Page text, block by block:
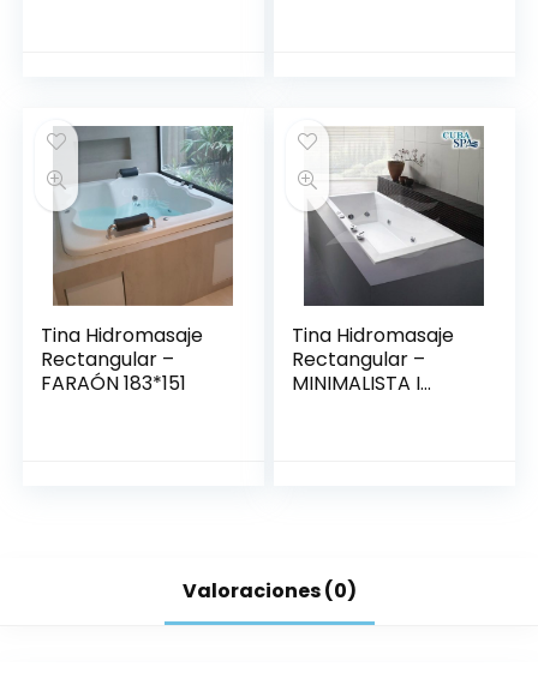
Tina Hidromasaje
Rectangular –
FARAÓN 183*151
Tina Hidromasaje
Rectangular –
MINIMALISTA I
Valoraciones (0)